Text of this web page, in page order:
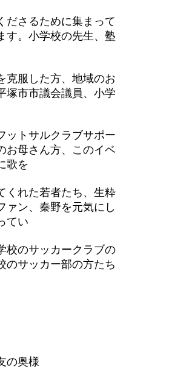
ださるために集まって
す。小学校の先生、塾
克服した方、地域のお
塚市市議会議員、小学
ットサルクラブサポー
お母さん方、このイベ
歌を
くれた若者たち、生粋
ァン、秦野を元気にし
てい
校のサッカークラブの
のサッカー部の方たち
の奥様